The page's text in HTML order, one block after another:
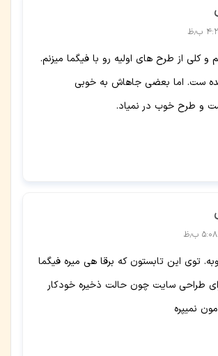
و کلی از طرح های اولیه رو با فیگما میزنم.
ست. اما بعضی جاهاش به خوبی
و طرح خوب در نمیاد.
توی این تابستون که برقا هی میره فیگما
طراحی سایت چون حالت ذخیره خودکار
نمیپره